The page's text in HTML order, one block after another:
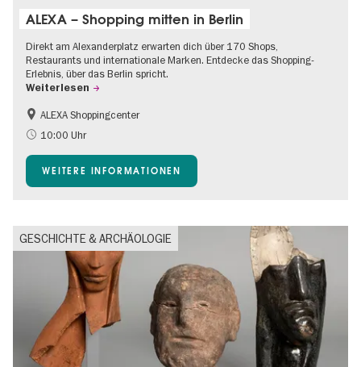
ALEXA – Shopping mitten in Berlin
Direkt am Alexanderplatz erwarten dich über 170 Shops,
Restaurants und internationale Marken. Entdecke das Shopping-
Erlebnis, über das Berlin spricht.
Weiterlesen
Barrierefrei
Food
Kinder
Shopping
ALEXA Shoppingcenter
10:00 Uhr
WEITERE INFORMATIONEN
GESCHICHTE & ARCHÄOLOGIE